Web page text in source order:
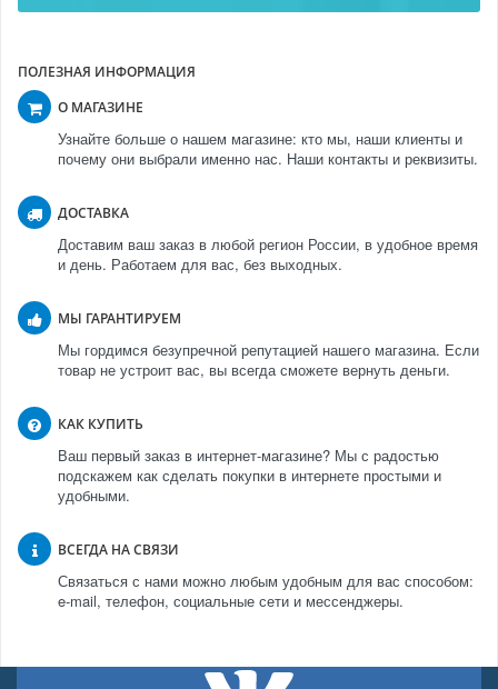
ПОЛЕЗНАЯ ИНФОРМАЦИЯ
О МАГАЗИНЕ
Узнайте больше о нашем магазине: кто мы, наши клиенты и
почему они выбрали именно нас. Наши контакты и реквизиты.
ДОСТАВКА
Доставим ваш заказ в любой регион России, в удобное время
и день. Работаем для вас, без выходных.
МЫ ГАРАНТИРУЕМ
Мы гордимся безупречной репутацией нашего магазина. Если
товар не устроит вас, вы всегда сможете вернуть деньги.
КАК КУПИТЬ
Ваш первый заказ в интернет-магазине? Мы с радостью
подскажем как сделать покупки в интернете простыми и
удобными.
ВСЕГДА НА СВЯЗИ
Связаться с нами можно любым удобным для вас способом:
e-mail, телефон, социальные сети и мессенджеры.